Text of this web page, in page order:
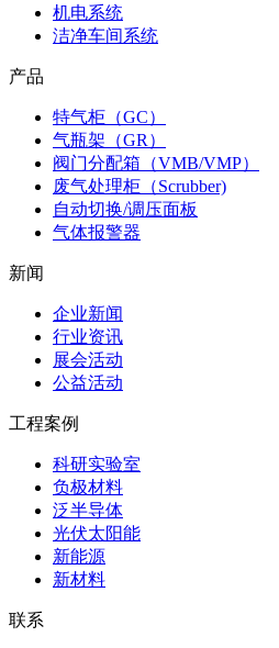
机电系统
洁净车间系统
产品
特气柜（GC）
气瓶架（GR）
阀门分配箱（VMB/VMP）
废气处理柜（Scrubber)
自动切换/调压面板
气体报警器
新闻
企业新闻
行业资讯
展会活动
公益活动
工程案例
科研实验室
负极材料
泛半导体
光伏太阳能
新能源
新材料
联系